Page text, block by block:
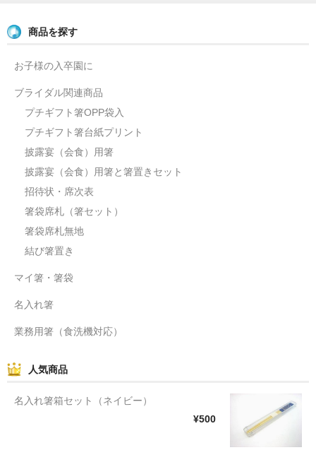
商品を探す
お子様の入卒園に
ブライダル関連商品
プチギフト箸OPP袋入
プチギフト箸台紙プリント
披露宴（会食）用箸
披露宴（会食）用箸と箸置きセット
招待状・席次表
箸袋席札（箸セット）
箸袋席札無地
結び箸置き
マイ箸・箸袋
名入れ箸
業務用箸（食洗機対応）
人気商品
名入れ箸箱セット（ネイビー）
¥500